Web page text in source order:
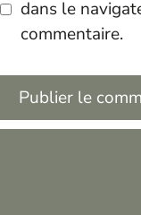
dans le
commentaire.